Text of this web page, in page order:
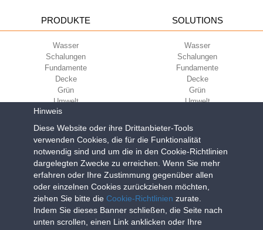
PRODUKTE
Wasser
Schalungen
Fundamente
Decke
Grün
Umwelt
Sport
SOLUTIONS
Wasser
Schalungen
Fundamente
Decke
Grün
Umwelt
UNTERNEHMEN
Nutzungsbedingungen
Verkaufsbedingungen
Über uns
Newsletter
ECOKOMPATIBILITÄT
Green Building Council
Geoplast S.p.A.| Via Martiri della Libertà, 6/8 - 35010 Grantorto (Padova)
Hinweis
Diese Website oder ihre Drittanbieter-Tools
verwenden Cookies, die für die Funktionalität
notwendig sind und um die in den Cookie-Richtlinien
dargelegten Zwecke zu erreichen. Wenn Sie mehr
erfahren oder Ihre Zustimmung gegenüber allen
oder einzelnen Cookies zurückziehen möchten,
ziehen Sie bitte die Cookie-Richtlinien zurate.
Indem Sie dieses Banner schließen, die Seite nach
unten scrollen, einen Link anklicken oder Ihre